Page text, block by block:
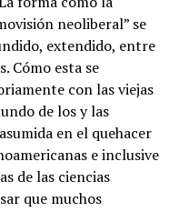
neoliberal” se
extendido, entre
Cómo esta se
con las viejas
de los y las
en el quehacer
e inclusive
de las ciencias
que muchos